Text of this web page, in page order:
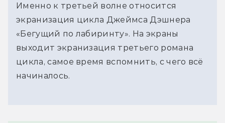
Именно к третьей волне относится
экранизация цикла Джеймса Дэшнера
«Бегущий по лабиринту». На экраны
выходит экранизация третьего романа
цикла, самое время вспомнить, с чего всё
начиналось.